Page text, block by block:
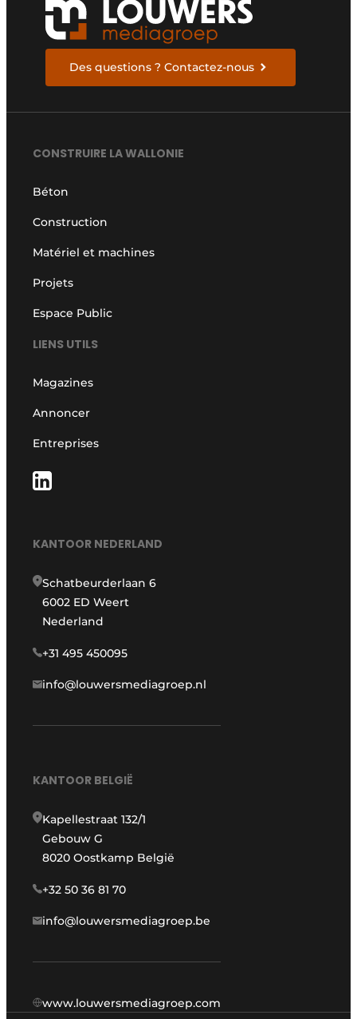
Des questions ? Contactez-nous
CONSTRUIRE LA WALLONIE
Béton
Construction
Matériel et machines
Projets
Espace Public
LIENS UTILS
Magazines
Annoncer
Entreprises
KANTOOR NEDERLAND
Schatbeurderlaan 6
6002 ED Weert
Nederland
+31 495 450095
info@louwersmediagroep.nl
KANTOOR BELGIË
Kapellestraat 132/1
Gebouw G
8020 Oostkamp België
+32 50 36 81 70
info@louwersmediagroep.be
www.louwersmediagroep.com